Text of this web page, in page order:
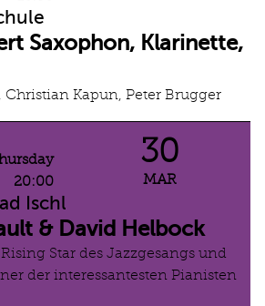
Saxophon, Klarinette,
Christian Kapun, Peter Brugger
20:00
30
MAR
Ischl
& David Helbock
Star des Jazzgesangs und
der interessantesten Pianisten